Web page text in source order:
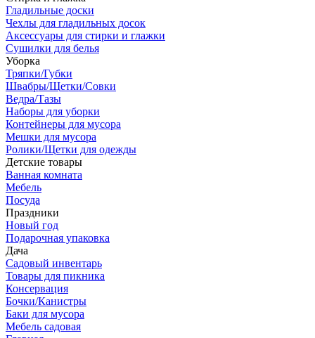
Гладильные доски
Чехлы для гладильных досок
Аксессуары для стирки и глажки
Сушилки для белья
Уборка
Тряпки/Губки
Швабры/Щетки/Совки
Ведра/Тазы
Наборы для уборки
Контейнеры для мусора
Мешки для мусора
Ролики/Щетки для одежды
Детские товары
Ванная комната
Мебель
Посуда
Праздники
Новый год
Подарочная упаковка
Дача
Садовый инвентарь
Товары для пикника
Консервация
Бочки/Канистры
Баки для мусора
Мебель садовая